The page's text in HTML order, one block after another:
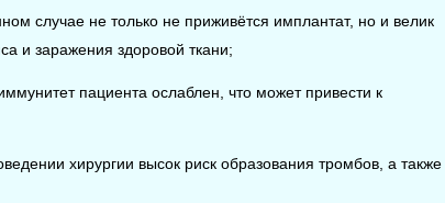
случае не только не приживётся имплантат, но и велик
и заражения здоровой ткани;
пациента ослаблен, что может привести к
хирургии высок риск образования тромбов, а также